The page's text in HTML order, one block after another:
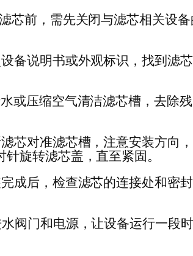
芯前，需先关闭与滤芯相关设
备说明书或外观标识，找到滤
或压缩空气清洁滤芯槽，去除
芯对准滤芯槽，注意安装方向
旋转滤芯盖，直至紧固。
成后，检查滤芯的连接处和密
阀门和电源，让设备运行一段